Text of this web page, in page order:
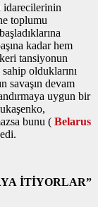
idarecilerinin
toplumu
kadar hem
tansiyonun
olduklarını
savaşın devam
uygun bir
bunu ( Belarus
İTİYORLAR”